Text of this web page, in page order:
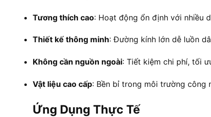
Tương thích cao: Hoạt động ổn định với nhiều
Thiết kế thông minh: Đường kính lớn dễ luồn
Không cần nguồn ngoài: Tiết kiệm chi phí, tối
Vật liệu cao cấp: Bền bỉ trong môi trường công
Ứng Dụng Thực Tế